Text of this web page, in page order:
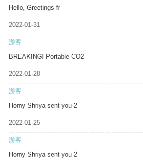
Hello, Greetings fr
2022-01-31
游客
BREAKING! Portable CO2
2022-01-28
游客
Horny Shriya sent you 2
2022-01-25
游客
Horny Shriya sent you 2